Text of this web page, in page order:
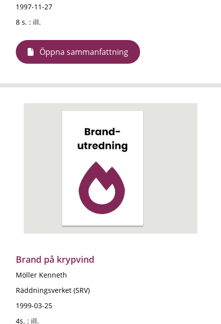
1997-11-27
8 s. : ill.
Öppna sammanfattning
Brand på krypvind
Möller Kenneth
Räddningsverket (SRV)
1999-03-25
4s. : ill.